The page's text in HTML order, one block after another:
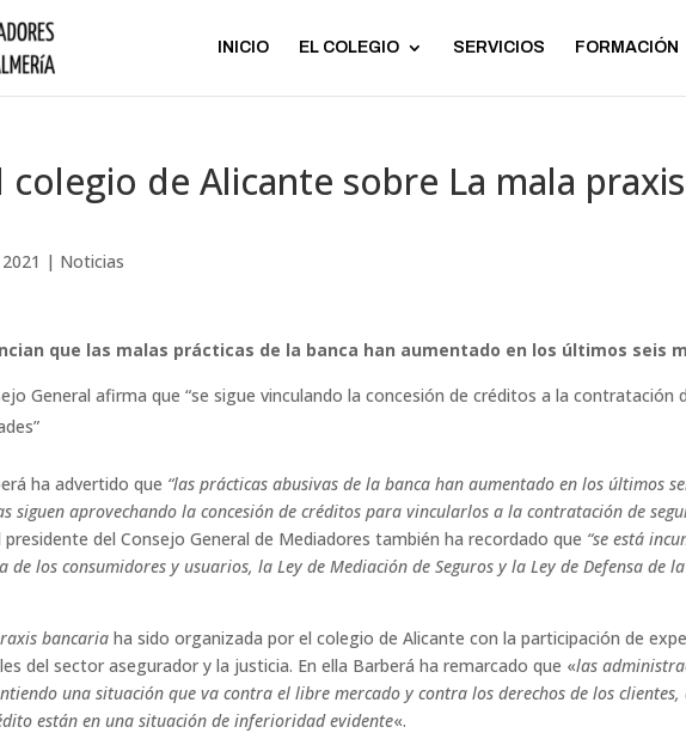
INICIO EL COLEGIO SERVICIOS FORMACIÓN
colegio de Alicante sobre La mala praxis
| Noticias
que las malas prácticas de la banca han aumentado en los últimos seis
General afirma que “se sigue vinculando la concesión de créditos a la contratación
ha advertido que “las prácticas abusivas de la banca han aumentado en los últimos
siguen aprovechando la concesión de créditos para vincularlos a la contratación de
presidente del Consejo General de Mediadores también ha recordado que “se está
de los consumidores y usuarios, la Ley de Mediación de Seguros y la Ley de Defensa de la
bancaria ha sido organizada por el colegio de Alicante con la participación de
del sector asegurador y la justicia. En ella Barberá ha remarcado que «las
una situación que va contra el libre mercado y contra los derechos de los clientes,
están en una situación de inferioridad evidente«.